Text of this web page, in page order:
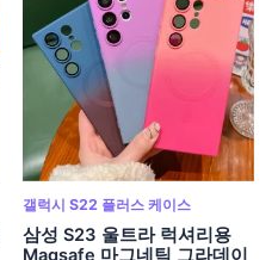
갤럭시 S22 플러스 케이스
삼성 S23 울트라 럭셔리용
Magsafe 마그네틱 그라데이